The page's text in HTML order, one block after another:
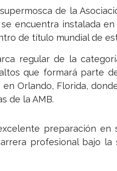
de la
encuentra instalada
de título mundial de
regular de la
que formará parte
Orlando, Florida,
de la AMB.
preparación
profesional bajo la